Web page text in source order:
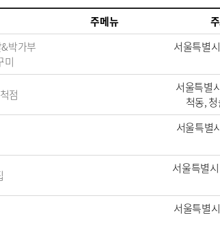
주메뉴
박가부
미
서울특별
점
서울특별
척동,
서울특별
서울특별
서울특별